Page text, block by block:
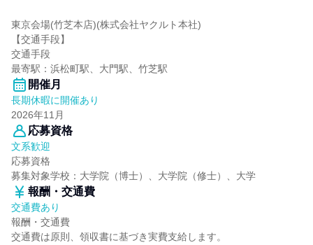
東京会場(竹芝本店)(株式会社ヤクルト本社)
【交通手段】
交通手段
最寄駅：浜松町駅、大門駅、竹芝駅
開催月
長期休暇に開催あり
2026年11月
応募資格
文系歓迎
応募資格
募集対象学校：大学院（博士）、大学院（修士）、大学
報酬・交通費
交通費あり
報酬・交通費
交通費は原則、領収書に基づき実費支給します。